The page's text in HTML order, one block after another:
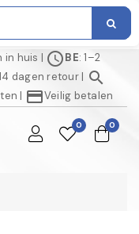
in huis | scheduleBE: 1–2
dagen retour| search
| credit_cardVeilig betalen
0 0